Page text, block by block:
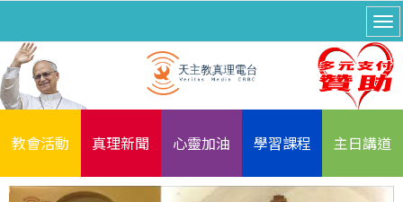
教會活動 真理新聞 心靈加油 學習課程 主日講道